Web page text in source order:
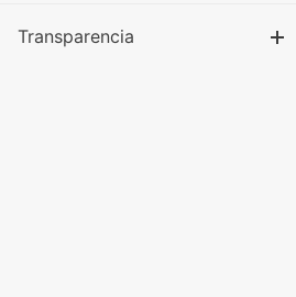
Transparencia